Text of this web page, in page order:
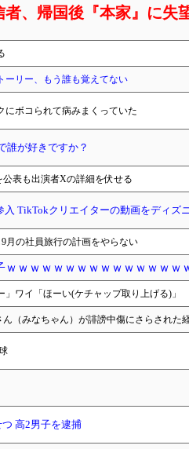
者、帰国後『本家』に失
ーリー、もう誰も覚えてない
にボコられて病みまくっていた
誰が好きですか？
公表も出演者Xの詳細を伏せる
入 TikTokクリエイターの動画をディズ
月の社員旅行の計画をやらない
ｗｗｗｗｗｗｗｗｗｗｗｗｗｗｗ
」ワイ「ほーい(ケチャップ取り上げる)」
（みなちゃん）が誹謗中傷にさらされた
高2男子を逮捕